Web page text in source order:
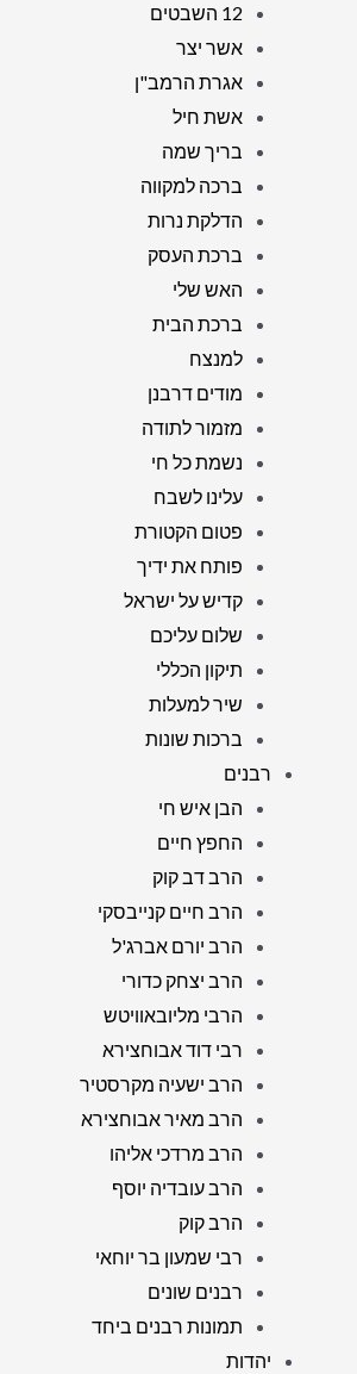
12 השבטים
אשר יצר
אגרת הרמב"ן
אשת חיל
בריך שמה
ברכה למקווה
הדלקת נרות
ברכת העסק
האש שלי
ברכת הבית
למנצח
מודים דרבנן
מזמור לתודה
נשמת כל חי
עלינו לשבח
פטום הקטורת
פותח את ידיך
קדיש על ישראל
שלום עליכם
תיקון הכללי
שיר למעלות
ברכות שונות
רבנים
הבן איש חי
החפץ חיים
הרב דב קוק
הרב חיים קנייבסקי
הרב יורם אברג'ל
הרב יצחק כדורי
הרבי מליובאוויטש
רבי דוד אבוחצירא
הרב ישעיה מקרסטיר
הרב מאיר אבוחצירא
הרב מרדכי אליהו
הרב עובדיה יוסף
הרב קוק
רבי שמעון בר יוחאי
רבנים שונים
תמונות רבנים ביחד
יהדות